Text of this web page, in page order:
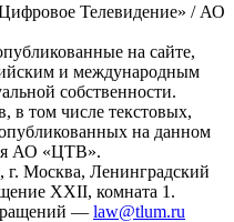
Телевидение» / АО
на сайте,
и международным
собственности.
в том числе текстовых,
на данном
АО «ЦТВ».
г. Москва, Ленинградский
XXII, комната 1.
— law@tlum.ru